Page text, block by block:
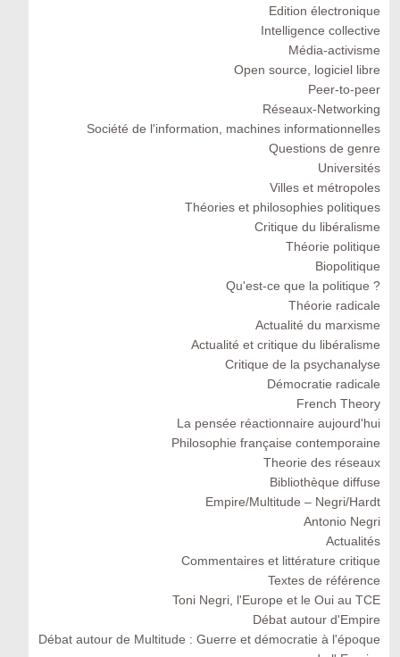
Edition électronique
Intelligence collective
Média-activisme
Open source, logiciel libre
Peer-to-peer
Réseaux-Networking
Société de l'information, machines informationnelles
Questions de genre
Universités
Villes et métropoles
Théories et philosophies politiques
Critique du libéralisme
Théorie politique
Biopolitique
Qu'est-ce que la politique ?
Théorie radicale
Actualité du marxisme
Actualité et critique du libéralisme
Critique de la psychanalyse
Démocratie radicale
French Theory
La pensée réactionnaire aujourd'hui
Philosophie française contemporaine
Theorie des réseaux
Bibliothèque diffuse
Empire/Multitude – Negri/Hardt
Antonio Negri
Actualités
Commentaires et littérature critique
Textes de référence
Toni Negri, l'Europe et le Oui au TCE
Débat autour d'Empire
Débat autour de Multitude : Guerre et démocratie à l'époque